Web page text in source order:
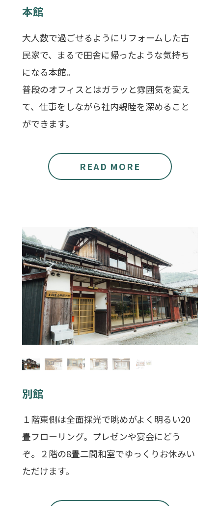
本館
大人数で過ごせるようにリフォームした古
民家で、まるで田舎に帰ったような気持ち
になる本館。
普段のオフィスとはガラッと雰囲気を変え
て、仕事をしながら社内親睦を深めること
ができます。
READ MORE
別館
１階東側は全面採光で眺めがよく明るい20
畳フローリング。プレゼンや宴会にどう
ぞ。２階の8畳二間和室でゆっくりお休みい
ただけます。